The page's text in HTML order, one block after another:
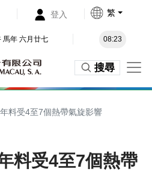
登入 繁
馬年 六月廿七 08:23
搜尋
料受4至7個熱帶氣旋影響
料受4至7個熱帶